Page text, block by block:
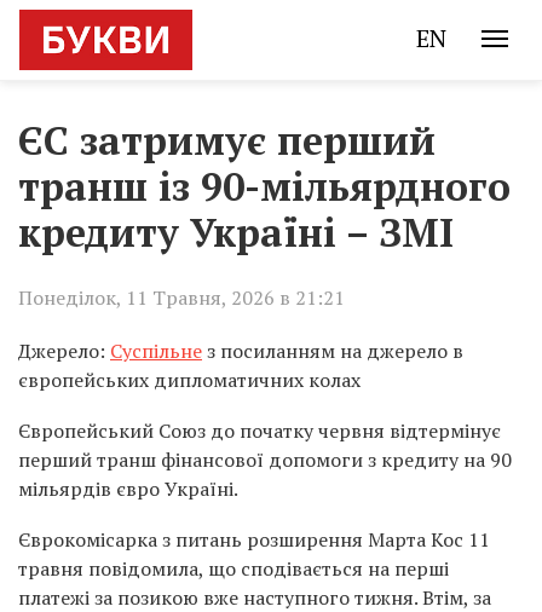
EN
ЄС затримує перший
транш із 90-мільярдного
кредиту Україні – ЗМІ
Понеділок, 11 Травня, 2026 в 21:21
Джерело: Суспільнез посиланням на джерело в
європейських дипломатичних колах
Європейський Союз до початку червня відтермінує
перший транш фінансової допомоги з кредиту на 90
мільярдів євро Україні.
Єврокомісарка з питань розширення Марта Кос 11
травня повідомила, що сподівається на перші
платежі за позикою вже наступного тижня. Втім, за